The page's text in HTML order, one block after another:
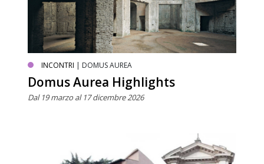
INCONTRI | DOMUS AUREA
Domus Aurea Highlights
Dal 19 marzo al 17 dicembre 2026